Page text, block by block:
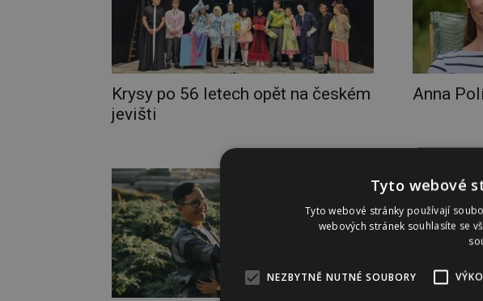
Krysy po 56 letech opět na českém
jevišti
Anna
Tyto webové
Tyto webové stránky používají
webových stránek souhlasíte se
NEZBYTNĚ NUTNÉ SOUBORY